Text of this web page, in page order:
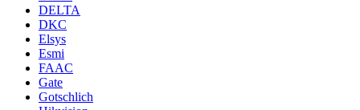
DELTA
DKC
Elsys
Esmi
FAAC
Gate
Gotschlich